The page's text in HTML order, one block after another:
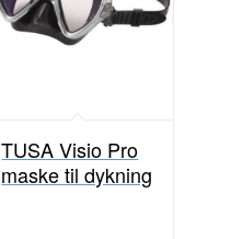
TUSA Visio Pro
maske til dykning